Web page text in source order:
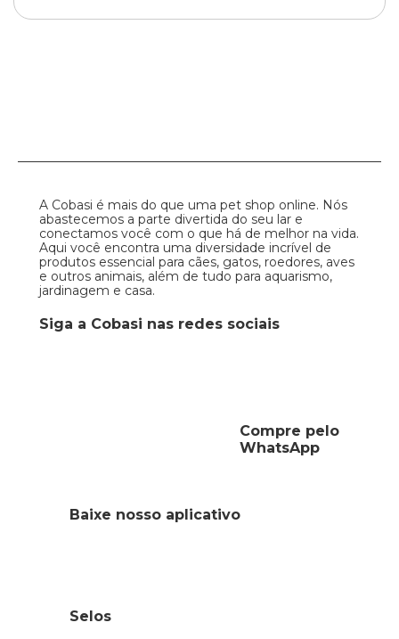
A Cobasi é mais do que uma pet shop online. Nós
abastecemos a parte divertida do seu lar e
conectamos você com o que há de melhor na vida.
Aqui você encontra uma diversidade incrível de
produtos essencial para cães, gatos, roedores, aves
e outros animais, além de tudo para aquarismo,
jardinagem e casa.
Siga a Cobasi nas redes sociais
Compre pelo
WhatsApp
Baixe nosso aplicativo
Selos